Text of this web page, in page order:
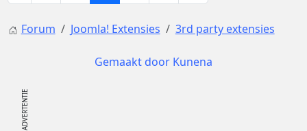
Forum Joomla! Extensies 3rd party extensies
Gemaakt door Kunena